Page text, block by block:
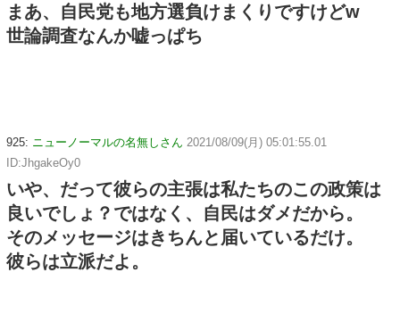
まあ、自民党も地方選負けまくりですけどw
世論調査なんか嘘っぱち
925: ニューノーマルの名無しさん 2021/08/09(月) 05:01:55.01
ID:JhgakeOy0
いや、だって彼らの主張は私たちのこの政策は
良いでしょ？ではなく、自民はダメだから。
そのメッセージはきちんと届いているだけ。
彼らは立派だよ。